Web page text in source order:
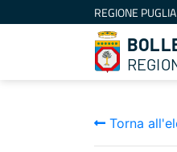
Salta al contenutoREGIONE PUGLIA
Torna